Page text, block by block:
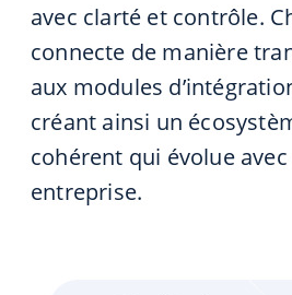
avec clarté et contrôle.
connecte de manière
aux modules
créant ainsi un
cohérent qui évolue
entreprise.